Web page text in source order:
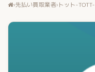
›先払い買取業者›トット-TOTT-